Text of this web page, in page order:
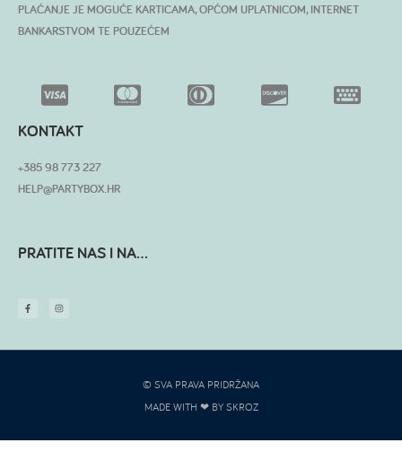
PLAĆANJE JE MOGUĆE KARTICAMA, OPĆOM UPLATNICOM, INTERNET
BANKARSTVOM TE POUZEĆEM
KONTAKT
+385 98 773 227
HELP@PARTYBOX.HR
PRATITE NAS I NA...
© SVA PRAVA PRIDRŽANA
MADE WITH ❤ BY SKROZ